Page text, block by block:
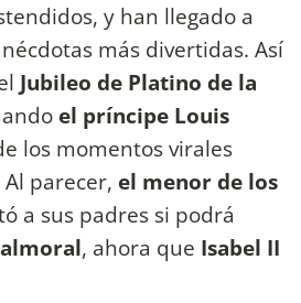
y han llegado a
más divertidas. Así
Jubileo de Platino de la
el príncipe Louis
los momentos virales
parecer, el menor de los
a sus padres si podrá
, ahora que Isabel II